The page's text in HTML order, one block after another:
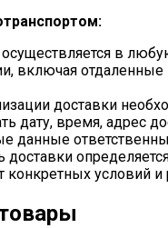
в
включая отдаленные
доставки
дату, время, адрес
данные
доставки
конкретных условий и